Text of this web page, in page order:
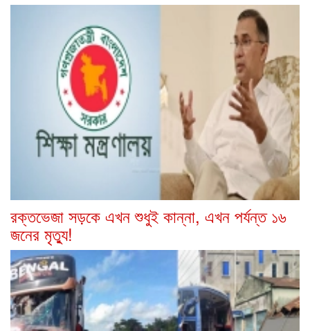
রক্তভেজা সড়কে এখন শুধুই কান্না, এখন পর্যন্ত ১৬
জনের মৃত্যু!